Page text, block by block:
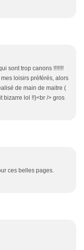
sont trop canons !!!!!!!
loisirs préférés, alors
de main de maitre (
bizarre lol !!)<br /> gros
ces belles pages.